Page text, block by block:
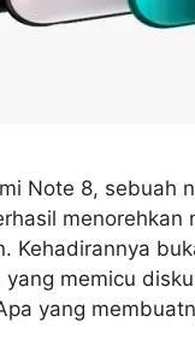
Note 8, sebuah
menorehkan
Kehadirannya
memicu
yang